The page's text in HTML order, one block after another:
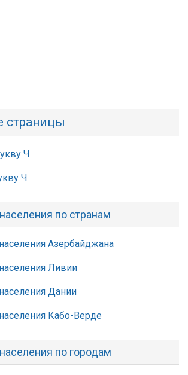
страницы
Ч
Ч
по странам
Азербайджана
Ливии
Дании
Кабо-Верде
по городам